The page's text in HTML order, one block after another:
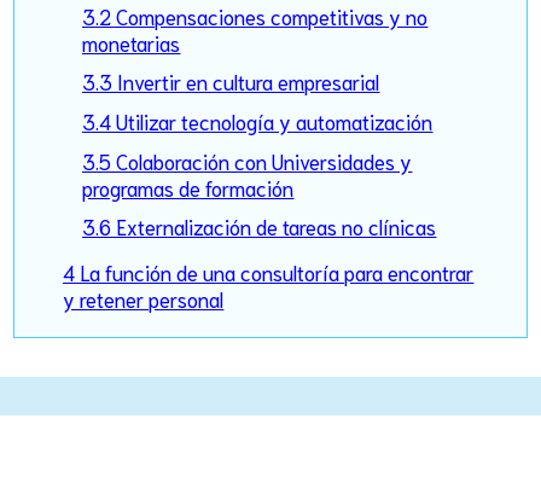
3.2 Compensaciones competitivas y no
monetarias
3.3 Invertir en cultura empresarial
3.4 Utilizar tecnología y automatización
3.5 Colaboración con Universidades y
programas de formación
3.6 Externalización de tareas no clínicas
4 La función de una consultoría para encontrar
y retener personal